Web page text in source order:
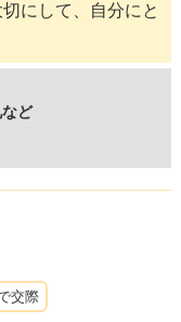
にして、自分にと
ど
交際